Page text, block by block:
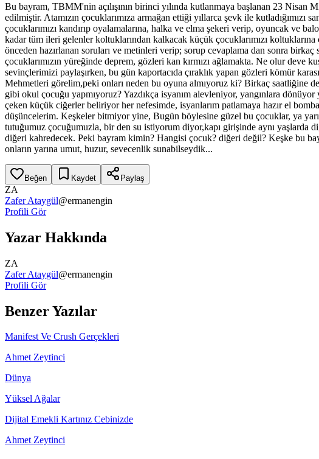
Bu bayram, TBMM'nin açılışının birinci yılında kutlanmaya başlanan 23
edilmiştir. Atamızın çocuklarımıza armağan ettiği yıllarca şevk ile kutladığımızı
çocuklarımızı kandırıp oyalamalarına, halka ve elma şekeri verip, oyuncak ve
kadar tüm ileri gelenler koltuklarından kalkacak küçük çocuklarımızı
önceden hazırlanan soruları ve metinleri verip; sorup cevaplama dan sonra
çocuklarımızın yüreğinde deprem, gözleri kan kırmızı ağlamakta. Ne olur deve
sevinçlerimizi paylaşırken, bu gün kaportacıda çıraklık yapan gözleri kömür
Mehmetleri görelim,peki onları neden bu oyuna almıyoruz ki? Birkaç saatliğine
gibi okul çocuğu yapmıyoruz? Yazdıkça isyanım alevleniyor, yangınlara
çeken küçük ciğerler beliriyor her nefesimde, isyanlarım patlamaya hazır el
düşüncelerim. Keşkeler bitmiyor yine, Bugün böylesine güzel bu çocuklar, ya
tutuğumuz çocuğumuzla, bir den su istiyorum diyor,kapı girişinde aynı yaşlarda
diğeri kahredecek. Peki bayram kimin? Hangisi çocuk? diğeri değil? Keşke bu
onların yarına umut, huzur, sevecenlik sunabilseydik...
Beğen Kaydet Paylaş
ZA
Zafer Ataygül@ermanengin
Profili Gör
Yazar Hakkında
ZA
Zafer Ataygül@ermanengin
Profili Gör
Benzer Yazılar
Manifest Ve Crush Gerçekleri
Ahmet Zeytinci
Dünya
Yüksel Ağalar
Dijital Emekli Kartınız Cebinizde
Ahmet Zeytinci